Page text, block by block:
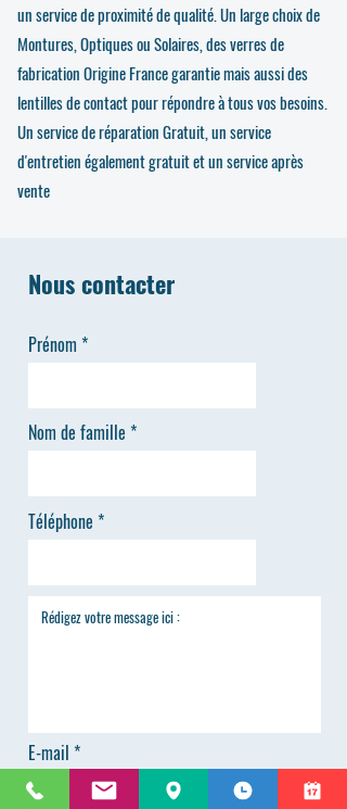
un service de proximité de qualité. Un large choix de
Montures, Optiques ou Solaires, des verres de
fabrication Origine France garantie mais aussi des
lentilles de contact pour répondre à tous vos besoins.
Un service de réparation Gratuit, un service
d'entretien également gratuit et un service après
vente
Nous contacter
Prénom
Nom de famille
Téléphone
E-mail